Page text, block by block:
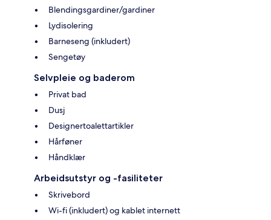
Blendingsgardiner/gardiner
Lydisolering
Barneseng (inkludert)
Sengetøy
Selvpleie og baderom
Privat bad
Dusj
Designertoalettartikler
Hårføner
Håndklær
Arbeidsutstyr og -fasiliteter
Skrivebord
Wi-fi (inkludert) og kablet internett